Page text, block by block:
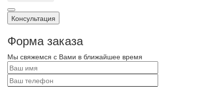
Консультация
Форма заказа
Мы свяжемся с Вами в ближайшее время